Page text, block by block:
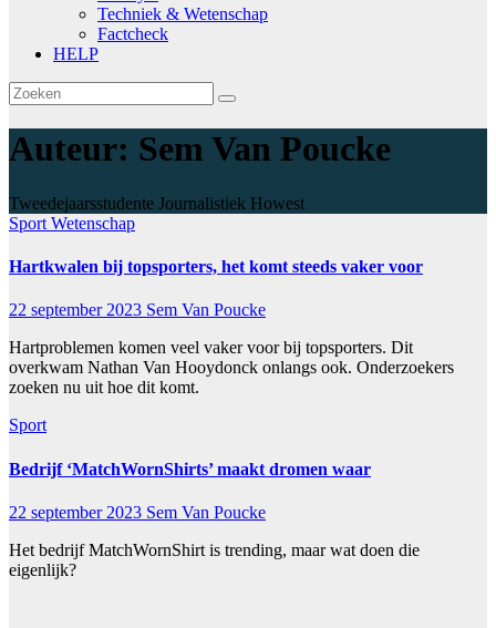
Techniek & Wetenschap
Factcheck
HELP
Auteur: Sem Van Poucke
Tweedejaarsstudente Journalistiek Howest
Sport Wetenschap
Hartkwalen bij topsporters, het komt steeds vaker voor
22 september 2023 Sem Van Poucke
Hartproblemen komen veel vaker voor bij topsporters. Dit
overkwam Nathan Van Hooydonck onlangs ook. Onderzoekers
zoeken nu uit hoe dit komt.
Sport
Bedrijf ‘MatchWornShirts’ maakt dromen waar
22 september 2023 Sem Van Poucke
Het bedrijf MatchWornShirt is trending, maar wat doen die
eigenlijk?